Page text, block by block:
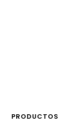
PRODUCTOS